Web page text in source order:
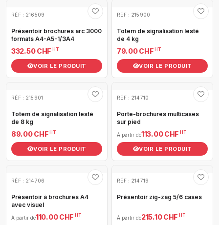
RÉF : 216509
Présentoir brochures arc 3000
formats A4-A5-1/3A4
332.50 CHF HT
VOIR LE PRODUIT
RÉF : 215900
Totem de signalisation lesté
de 4 kg
79.00 CHF HT
VOIR LE PRODUIT
RÉF : 215901
Totem de signalisation lesté
de 8 kg
89.00 CHF HT
VOIR LE PRODUIT
RÉF : 214710
Porte-brochures multicases
sur pied
À partir de113.00 CHF HT
VOIR LE PRODUIT
RÉF : 214706
Présentoir à brochures A4
avec visuel
À partir de110.00 CHF HT
RÉF : 214719
Présentoir zig-zag 5/6 cases
À partir de215.10 CHF HT